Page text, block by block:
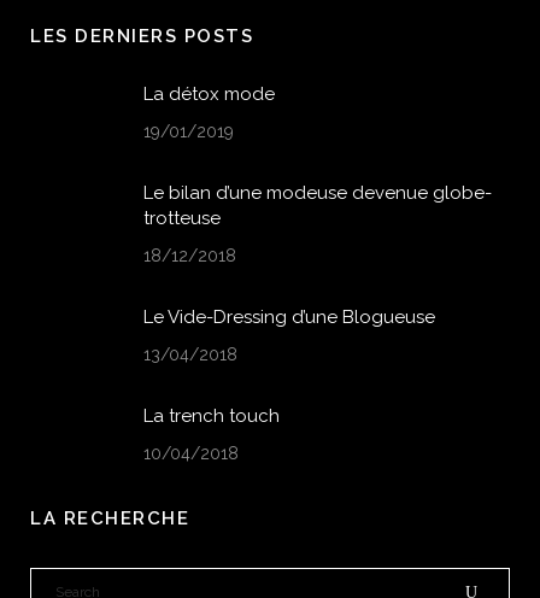
LES DERNIERS POSTS
La détox mode
19/01/2019
Le bilan d’une modeuse devenue globe-
trotteuse
18/12/2018
Le Vide-Dressing d’une Blogueuse
13/04/2018
La trench touch
10/04/2018
LA RECHERCHE